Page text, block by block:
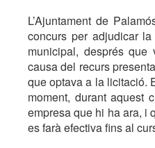
L’Ajuntament de
concurs per adjudicar
municipal, després que
causa del recurs
que optava a la licitació.
moment, durant aquest
empresa que hi ha ara, i
es farà efectiva fins al